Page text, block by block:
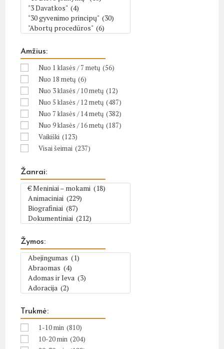
Amžius:
Nuo 1 klasės / 7 metų (56)
Nuo 18 metų (6)
Nuo 3 klasės / 10 metų (12)
Nuo 5 klasės / 12 metų (487)
Nuo 7 klasės / 14 metų (382)
Nuo 9 klasės / 16 metų (187)
Vaikiški (123)
Visai šeimai (237)
Žanrai:
Žymos:
Trukmė:
1-10 min (810)
10-20 min (204)